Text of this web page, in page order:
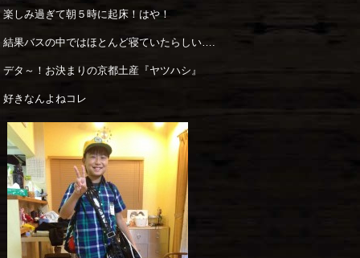
楽しみ過ぎて朝５時に起床！はや！
結果バスの中ではほとんど寝ていたらしい….
デタ～！お決まりの京都土産『ヤツハシ』
好きなんよねコレ